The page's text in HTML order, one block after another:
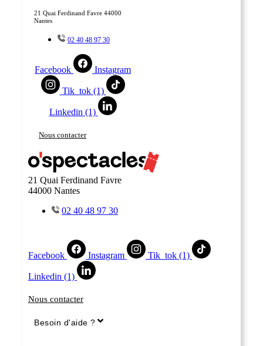
21 Quai Ferdinand Favre 44000
Nantes
02 40 48 97 30
Facebook Instagram
Tik_tok (1)
Linkedin (1)
Nous contacter
21 Quai Ferdinand Favre
44000 Nantes
02 40 48 97 30
Facebook Instagram Tik_tok (1)
Linkedin (1)
Nous contacter
Besoin d'aide ?